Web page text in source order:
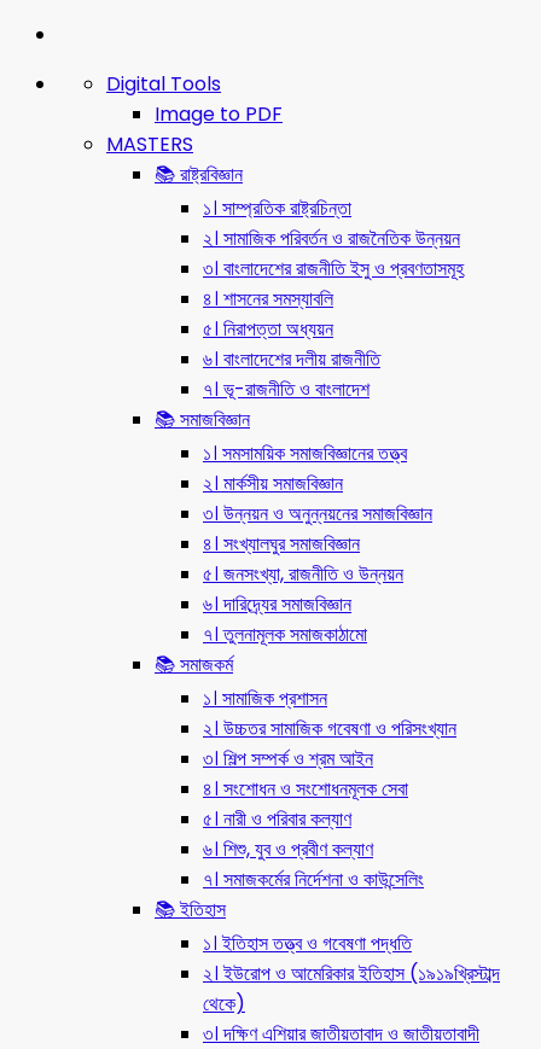
Digital Tools
Image to PDF
MASTERS
📚 রাষ্ট্রবিজ্ঞান
১। সাম্প্রতিক রাষ্ট্রচিন্তা
২। সামাজিক পরিবর্তন ও রাজনৈতিক উন্নয়ন
৩। বাংলাদেশের রাজনীতি ইসু ও প্রবণতাসমূহ
৪। শাসনের সমস্যাবলি
৫। নিরাপত্তা অধ্যয়ন
৬। বাংলাদেশের দলীয় রাজনীতি
৭। ভূ-রাজনীতি ও বাংলাদেশ
📚 সমাজবিজ্ঞান
১। সমসাময়িক সমাজবিজ্ঞানের তত্ত্ব
২। মার্কসীয় সমাজবিজ্ঞান
৩। উন্নয়ন ও অনুন্নয়নের সমাজবিজ্ঞান
৪। সংখ্যালঘুর সমাজবিজ্ঞান
৫। জনসংখ্যা, রাজনীতি ও উন্নয়ন
৬। দারিদ্র্যের সমাজবিজ্ঞান
৭। তুলনামূলক সমাজকাঠামো
📚 সমাজকর্ম
১। সামাজিক প্রশাসন
২। উচ্চতর সামাজিক গবেষণা ও পরিসংখ্যান
৩। শিল্প সম্পর্ক ও শ্রম আইন
৪। সংশোধন ও সংশোধনমূলক সেবা
৫। নারী ও পরিবার কল্যাণ
৬। শিশু, যুব ও প্রবীণ কল্যাণ
৭। সমাজকর্মের নির্দেশনা ও কাউন্সেলিং
📚 ইতিহাস
১। ইতিহাস তত্ত্ব ও গবেষণা পদ্ধতি
২। ইউরোপ ও আমেরিকার ইতিহাস (১৯১৯খ্রিস্টাব্দ
থেকে)
৩। দক্ষিণ এশিয়ার জাতীয়তাবাদ ও জাতীয়তাবাদী